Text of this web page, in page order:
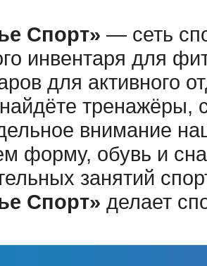
Спорт» — сеть
инвентаря для
для активного
тренажёры,
внимание
форму, обувь и
занятий
Спорт» делает